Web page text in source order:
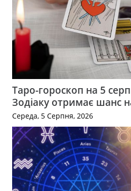
Таро-гороскоп на 5
Зодіаку отримає шанс
Середа, 5 Серпня, 2026